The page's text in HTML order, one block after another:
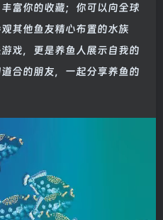
富你的收藏；你可以向全球
其他鱼友精心布置的水族
戏，更是养鱼人展示自我的
合的朋友，一起分享养鱼的